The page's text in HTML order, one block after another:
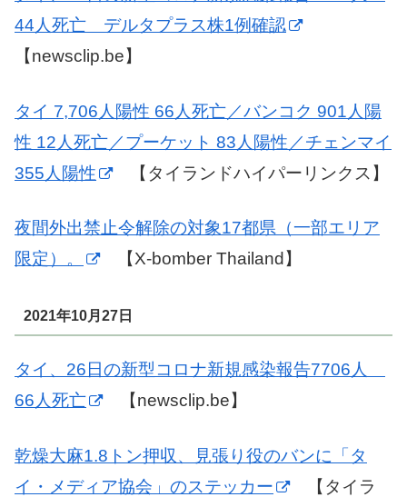
44人死亡 デルタプラス株1例確認
【newsclip.be】
タイ 7,706人陽性 66人死亡／バンコク 901人陽
性 12人死亡／プーケット 83人陽性／チェンマイ
355人陽性
【タイランドハイパーリンクス】
夜間外出禁止令解除の対象17都県（一部エリア
限定）。
【X-bomber Thailand】
2021年10月27日
タイ、26日の新型コロナ新規感染報告7706人
66人死亡
【newsclip.be】
乾燥大麻1.8トン押収、見張り役のバンに「タ
イ・メディア協会」のステッカー
【タイラ